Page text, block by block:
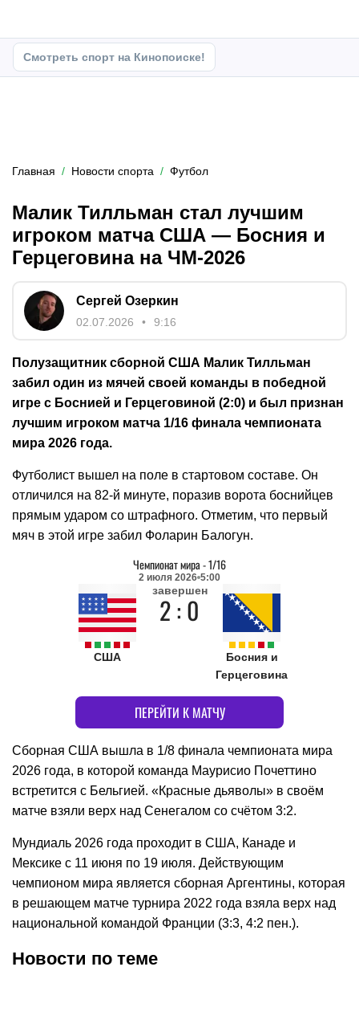
Смотреть спорт на Кинопоиске!
Главная Новости спорта Футбол
Малик Тилльман стал лучшим
игроком матча США — Босния и
Герцеговина на ЧМ-2026
Сергей Озеркин
02.07.2026 9:16
Полузащитник сборной США Малик Тилльман
забил один из мячей своей команды в победной
игре с Боснией и Герцеговиной (2:0) и был признан
лучшим игроком матча 1/16 финала чемпионата
мира 2026 года.
Футболист вышел на поле в стартовом составе. Он
отличился на 82-й минуте, поразив ворота боснийцев
прямым ударом со штрафного. Отметим, что первый
мяч в этой игре забил Фоларин Балогун.
Чемпионат мира-1/16
2 июля 2026 5:00
США
завершен
2 : 0
Босния и
Герцеговина
ПЕРЕЙТИ К МАТЧУ
Сборная США вышла в 1/8 финала чемпионата мира
2026 года, в которой команда Маурисио Почеттино
встретится с Бельгией. «Красные дьяволы» в своём
матче взяли верх над Сенегалом со счётом 3:2.
Мундиаль 2026 года проходит в США, Канаде и
Мексике с 11 июня по 19 июля. Действующим
чемпионом мира является сборная Аргентины, которая
в решающем матче турнира 2022 года взяла верх над
национальной командой Франции (3:3, 4:2 пен.).
Новости по теме